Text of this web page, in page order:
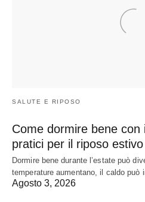
SALUTE E RIPOSO
Come dormire bene con
pratici per il riposo estivo
Dormire bene durante l’estate può
temperature aumentano, il caldo può
Agosto 3, 2026